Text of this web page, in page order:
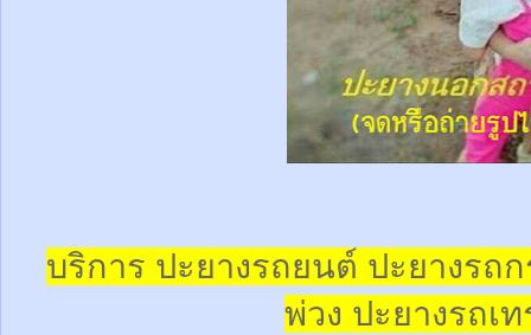
บริการ ปะยางรถยนต์ ปะยางรถ
พ่วง ปะยางรถเ